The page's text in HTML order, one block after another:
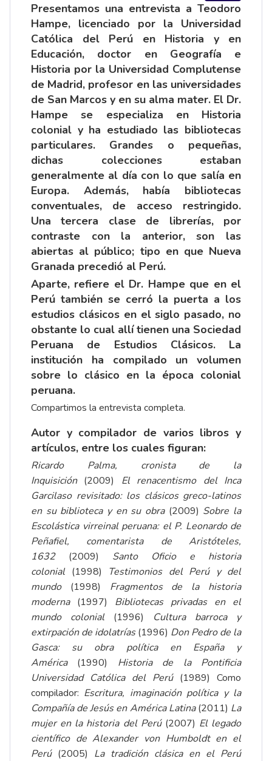
Presentamos una entrevista a Teodoro
Hampe, licenciado por la Universidad
Católica del Perú en Historia y en
Educación, doctor en Geografía e
Historia por la Universidad Complutense
de Madrid, profesor en las universidades
de San Marcos y en su alma mater. El Dr.
Hampe se especializa en Historia
colonial y ha estudiado las bibliotecas
particulares. Grandes o pequeñas,
dichas colecciones estaban
generalmente al día con lo que salía en
Europa. Además, había bibliotecas
conventuales, de acceso restringido.
Una tercera clase de librerías, por
contraste con la anterior, son las
abiertas al público; tipo en que Nueva
Granada precedió al Perú.
Aparte, refiere el Dr. Hampe que en el
Perú también se cerró la puerta a los
estudios clásicos en el siglo pasado, no
obstante lo cual allí tienen una Sociedad
Peruana de Estudios Clásicos. La
institución ha compilado un volumen
sobre lo clásico en la época colonial
peruana.
Compartimos la entrevista completa.
Autor y compilador de varios libros y
artículos, entre los cuales figuran:
Ricardo Palma, cronista de la
Inquisición (2009) El renacentismo del Inca
Garcilaso revisitado: los clásicos greco-latinos
en su biblioteca y en su obra (2009) Sobre la
Escolástica virreinal peruana: el P. Leonardo de
Peñafiel, comentarista de Aristóteles,
1632 (2009) Santo Oficio e historia
colonial (1998) Testimonios del Perú y del
mundo
(1998) Fragmentos de la historia
moderna (1997) Bibliotecas privadas en el
mundo colonial
(1996) Cultura barroca y
extirpación de idolatrías (1996) Don Pedro de la
Gasca: su obra política en España y
América
(1990) Historia de la Pontificia
Universidad Católica del Perú (1989) Como
compilador: Escritura, imaginación política y la
Compañía de Jesús en América Latina(2011) La
mujer en la historia del Perú(2007) El legado
científico de Alexander von Humboldt en el
Perú(2005) La tradición clásica en el Perú